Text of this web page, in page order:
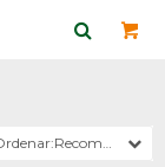
Recomendados